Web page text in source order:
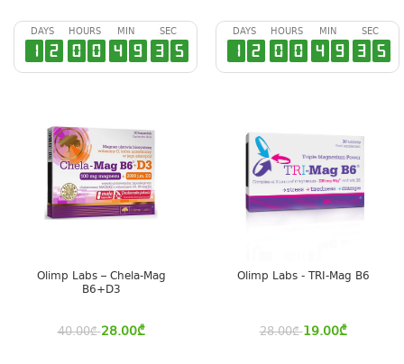
DAYS
1 2
HOURS
0 0
MIN
4 9
SEC
3 4
Olimp Labs – Chela-Mag
B6+D3
40.00₾ 28.00₾
DAYS
1 2
HOURS
0 0
MIN
4 9
SEC
3 4
Olimp Labs - TRI-Mag B6
28.00₾ 19.00₾